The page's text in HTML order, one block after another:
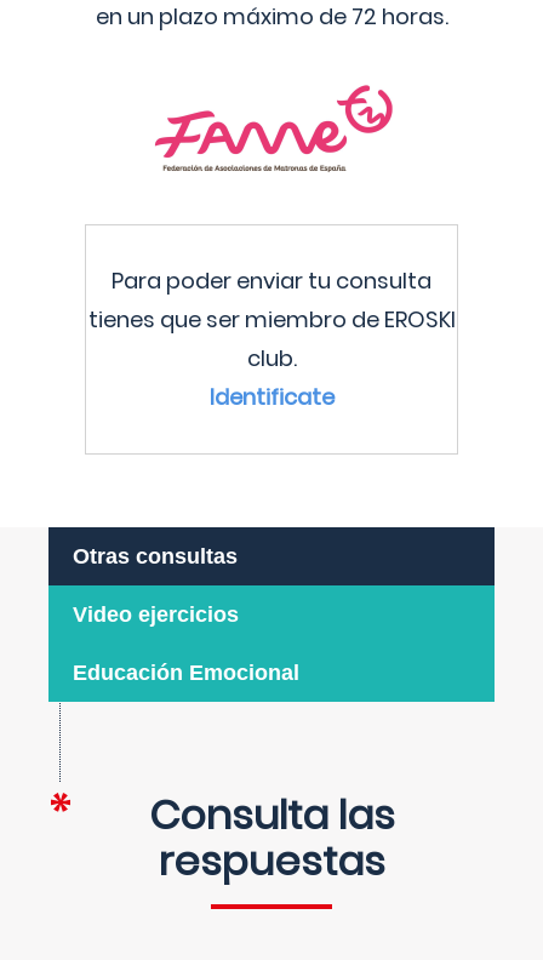
en un plazo máximo de 72 horas.
Para poder enviar tu consulta
tienes que ser miembro de EROSKI
club.
Identificate
Otras consultas
Video ejercicios
Educación Emocional
Consulta las
respuestas